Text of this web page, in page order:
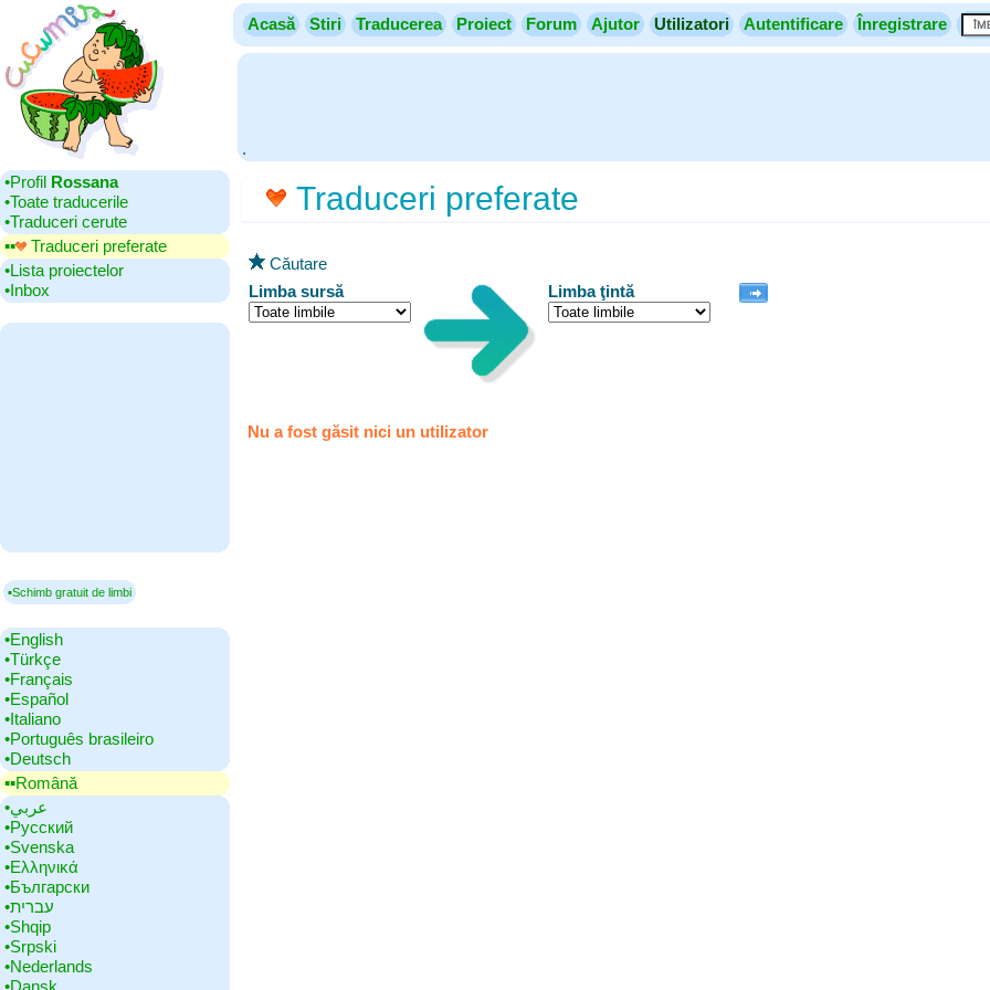
Acasă Stiri Traducerea Proiect Forum Ajutor Utilizatori Autentificare Înregistrare
.
•‎Profil Rossana
•‎Toate traducerile
•‎Traduceri cerute
▪▪‎
Traduceri preferate
•‎Lista proiectelor
•‎Inbox
▪Schimb gratuit de limbi
•‎English
•‎Türkçe
•‎Français
•‎Español
•‎Italiano
•‎Português brasileiro
•‎Deutsch
▪▪‎Română
•‎عربي
•‎Русский
•‎Svenska
•‎Ελληνικά
•‎Български
•‎עברית
•‎Shqip
•‎Srpski
•‎Nederlands
•‎Dansk
Traduceri preferate
Căutare
Limba sursă
Limba ţintă
Nu a fost găsit nici un utilizator